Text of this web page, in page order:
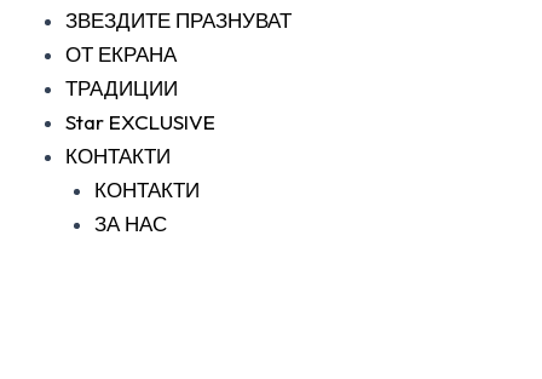
ЗВЕЗДИТЕ ПРАЗНУВАТ
ОТ ЕКРАНА
ТРАДИЦИИ
Star EXCLUSIVE
КОНТАКТИ
КОНТАКТИ
ЗА НАС